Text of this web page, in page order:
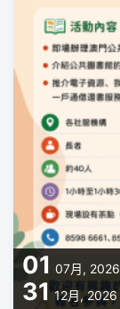
01 07月, 2026
31 12月, 2026